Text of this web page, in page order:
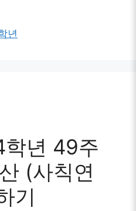
년
학년 49주
(사칙연
기